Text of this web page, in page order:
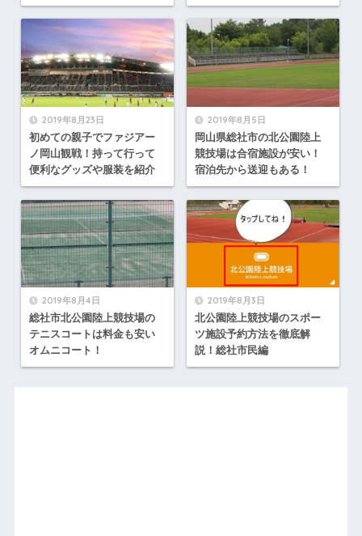
2019年8月23日
初めての親子でファジアー
ノ岡山観戦！持って行って
便利なグッズや服装を紹介
2019年8月5日
岡山県総社市の北公園陸上
競技場は合宿施設が安い！
宿泊先から送迎もある！
2019年8月4日
総社市北公園陸上競技場の
テニスコートは料金も安い
オムニコート！
2019年8月3日
北公園陸上競技場のスポー
ツ施設予約方法を徹底解
説！総社市民編